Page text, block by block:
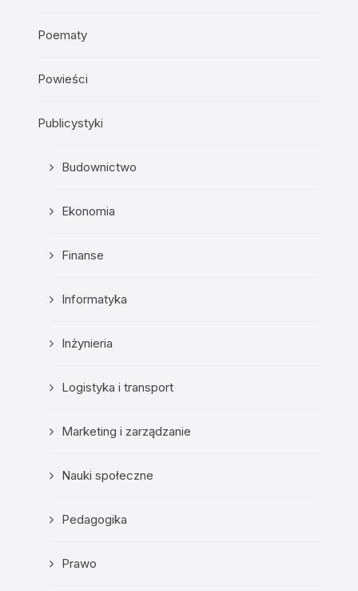
Poematy
Powieści
Publicystyki
Budownictwo
Ekonomia
Finanse
Informatyka
Inżynieria
Logistyka i transport
Marketing i zarządzanie
Nauki społeczne
Pedagogika
Prawo